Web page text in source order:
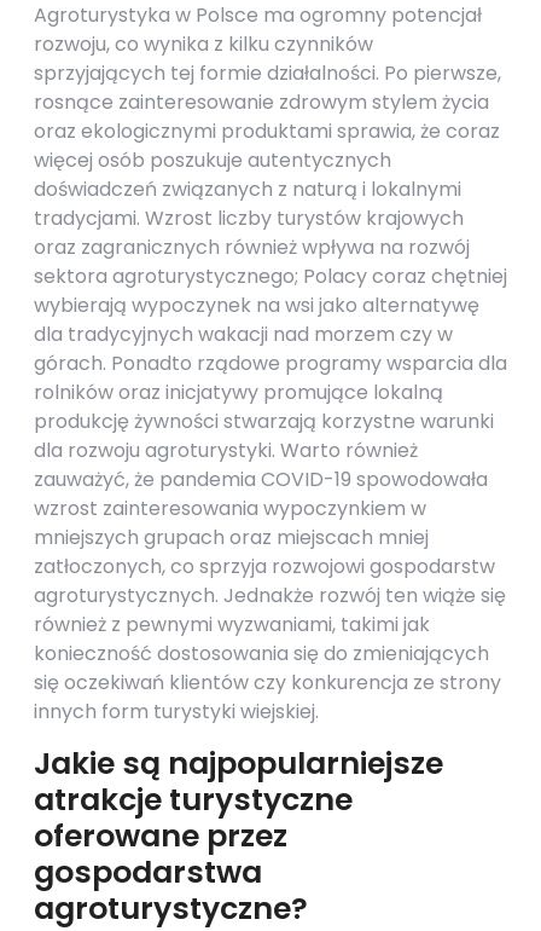
Agroturystyka w Polsce ma ogromny potencjał
rozwoju, co wynika z kilku czynników
sprzyjających tej formie działalności. Po pierwsze,
rosnące zainteresowanie zdrowym stylem życia
oraz ekologicznymi produktami sprawia, że coraz
więcej osób poszukuje autentycznych
doświadczeń związanych z naturą i lokalnymi
tradycjami. Wzrost liczby turystów krajowych
oraz zagranicznych również wpływa na rozwój
sektora agroturystycznego; Polacy coraz chętniej
wybierają wypoczynek na wsi jako alternatywę
dla tradycyjnych wakacji nad morzem czy w
górach. Ponadto rządowe programy wsparcia dla
rolników oraz inicjatywy promujące lokalną
produkcję żywności stwarzają korzystne warunki
dla rozwoju agroturystyki. Warto również
zauważyć, że pandemia COVID-19 spowodowała
wzrost zainteresowania wypoczynkiem w
mniejszych grupach oraz miejscach mniej
zatłoczonych, co sprzyja rozwojowi gospodarstw
agroturystycznych. Jednakże rozwój ten wiąże się
również z pewnymi wyzwaniami, takimi jak
konieczność dostosowania się do zmieniających
się oczekiwań klientów czy konkurencja ze strony
innych form turystyki wiejskiej.
Jakie są najpopularniejsze
atrakcje turystyczne
oferowane przez
gospodarstwa
agroturystyczne?